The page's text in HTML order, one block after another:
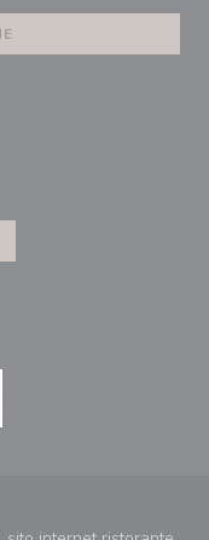
una nuova
((apre una nuova